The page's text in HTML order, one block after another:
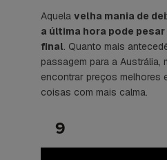
Aquela velha mania de
a última hora pode
final. Quanto mais
passagem para a Austrália,
encontrar preços melhores
coisas com mais calma.
9